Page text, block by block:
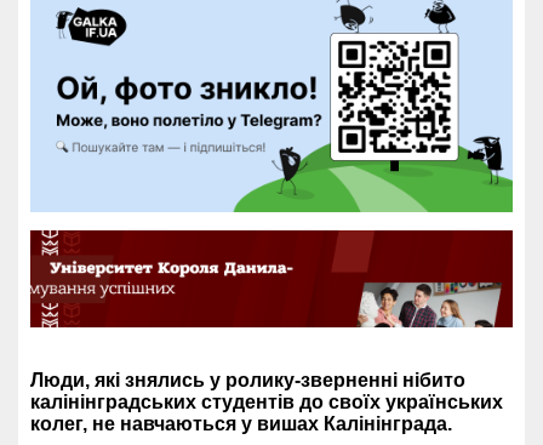
Люди, які знялись у ролику-зверненні нібито
калінінградських студентів до своїх українських
колег, не навчаються у вишах Калінінграда.